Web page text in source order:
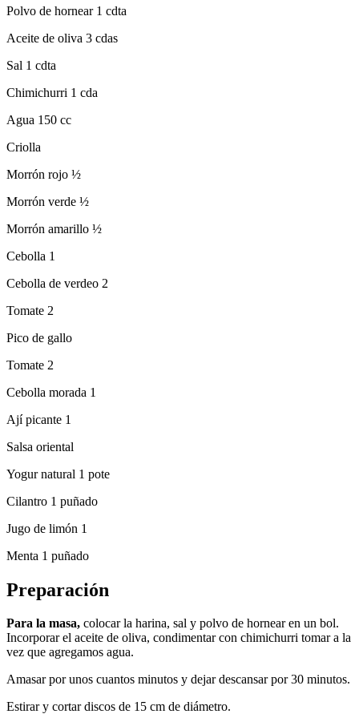
Polvo de hornear 1 cdta
Aceite de oliva 3 cdas
Sal 1 cdta
Chimichurri 1 cda
Agua 150 cc
Criolla
Morrón rojo ½
Morrón verde ½
Morrón amarillo ½
Cebolla 1
Cebolla de verdeo 2
Tomate 2
Pico de gallo
Tomate 2
Cebolla morada 1
Ají picante 1
Salsa oriental
Yogur natural 1 pote
Cilantro 1 puñado
Jugo de limón 1
Menta 1 puñado
Preparación
Para la masa, colocar la harina, sal y polvo de hornear en un bol.
Incorporar el aceite de oliva, condimentar con chimichurri tomar a la
vez que agregamos agua.
Amasar por unos cuantos minutos y dejar descansar por 30 minutos.
Estirar y cortar discos de 15 cm de diámetro.